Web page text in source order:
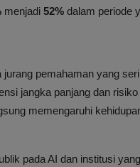
menjadi 52% dalam periode
pemahaman yang
jangka panjang dan
memengaruhi
pada AI dan institusi yang